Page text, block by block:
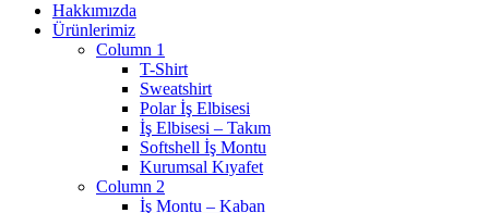
Hakkımızda
Ürünlerimiz
Column 1
T-Shirt
Sweatshirt
Polar İş Elbisesi
İş Elbisesi – Takım
Softshell İş Montu
Kurumsal Kıyafet
Column 2
İş Montu – Kaban